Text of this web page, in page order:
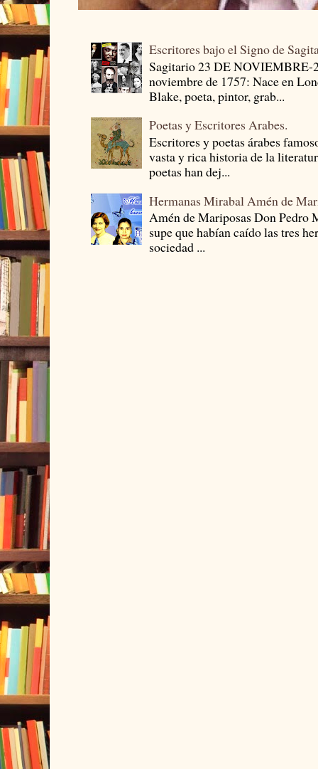
Escritores bajo el Signo de
Sagitario 23 DE
noviembre de 1757: Nace en
Blake, poeta, pintor, grab...
Poetas y Escritores Arabes.
Escritores y poetas árabes
vasta y rica historia de la
poetas han dej...
Hermanas Mirabal Amén de
Amén de Mariposas Don
supe que habían caído las tres
sociedad ...